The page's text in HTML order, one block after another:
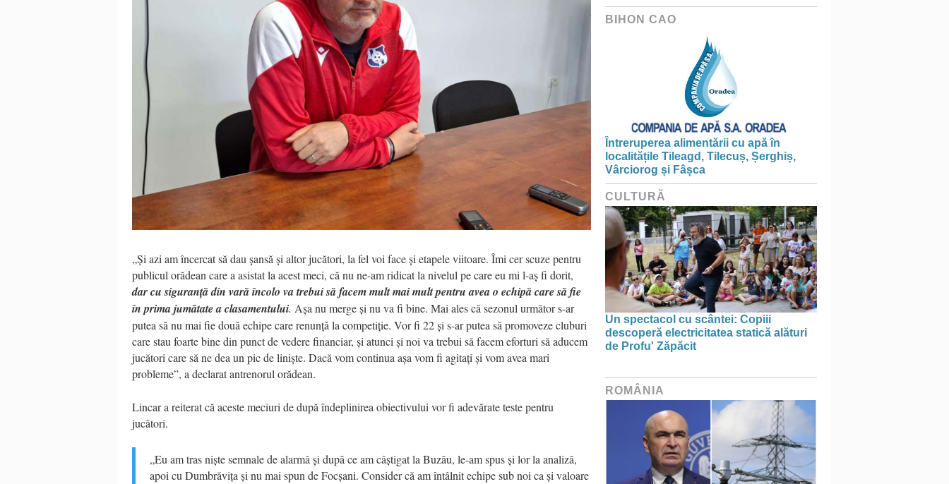
„Și azi am încercat să dau șansă și altor jucători, la fel voi face și etapele viitoare. Îmi cer scuze pentru
publicul orădean care a asistat la acest meci, că nu ne-am ridicat la nivelul pe care eu mi l-aș fi dorit,
dar cu siguranță din vară încolo va trebui să facem mult mai mult pentru avea o echipă care să fie
în prima jumătate a clasamentului. Așa nu merge și nu va fi bine. Mai ales că sezonul următor s-ar
putea să nu mai fie două echipe care renunță la competiție. Vor fi 22 și s-ar putea să promoveze cluburi
care stau foarte bine din punct de vedere financiar, și atunci și noi va trebui să facem eforturi să aducem
jucători care să ne dea un pic de liniște. Dacă vom continua așa vom fi agitați și vom avea mari
probleme”, a declarat antrenorul orădean.
Lincar a reiterat că aceste meciuri de după îndeplinirea obiectivului vor fi adevărate teste pentru
jucători.
„Eu am tras niște semnale de alarmă și după ce am câștigat la Buzău, le-am spus și lor la analiză,
apoi cu Dumbrăvița și nu mai spun de Focșani. Consider că am întâlnit echipe sub noi ca și valoare
BIHON CAO
Întreruperea alimentării cu apă în
localitățile Tileagd, Tilecuș, Șerghiș,
Vârciorog și Fâșca
CULTURĂ
Un spectacol cu scântei: Copiii
descoperă electricitatea statică alături
de Profu' Zăpăcit
ROMÂNIA